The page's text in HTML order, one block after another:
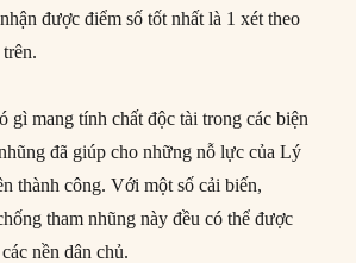
được điểm số tốt nhất là 1 xét theo
gì mang tính chất độc tài trong các biện
đã giúp cho những nỗ lực của Lý
thành công. Với một số cải biến,
tham nhũng này đều có thể được
nền dân chủ.